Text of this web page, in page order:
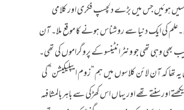
ہوئیں جس میں بڑے دلچسپ فکری اور کلامی
۔علم کی ایک دنیا سے روشناس ہونے کا موقع ملا۔ آن
بھی وہی تھی جو ونٹر انٹینسو کے پروگراموں کی تھی۔
تھا کہ آن لائن کلاسوں میں ہم“زوم ایپلیکیشن” کی
اور سنتے تھے اور یہاں اس کھڑکی سے باہربالمشافہہ